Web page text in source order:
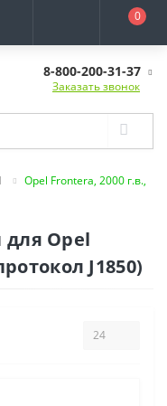
0
8-800-200-31-37
Заказать звонок
Opel Frontera, 2000 г.в.,
Opel
J1850)